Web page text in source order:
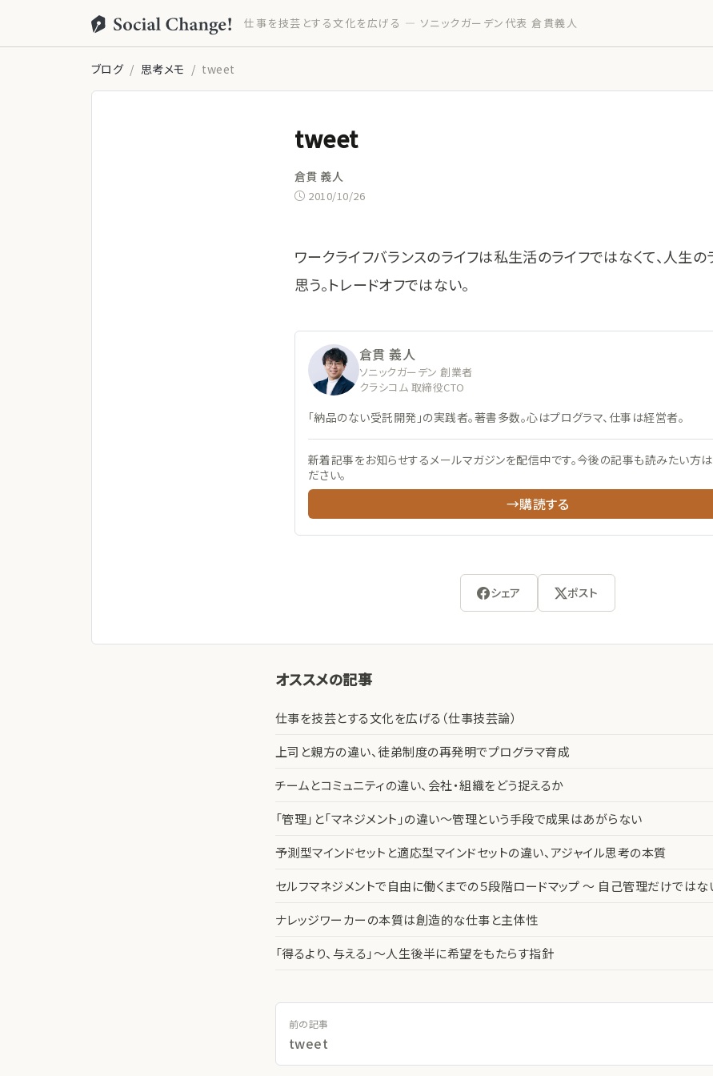
仕事を技芸とする文化を広げる — ソニックガーデン代表 倉貫義人
ブログ 思考メモ tweet
tweet
倉貫 義人
2010/10/26
ワークライフバランスのライフは私生活のライフではなくて、人生の
思う。トレードオフではない。
倉貫 義人
ソニックガーデン 創業者
クラシコム 取締役CTO
「納品のない受託開発」の実践者。著書多数。心はプログラマ、仕事は経営者。
新着記事をお知らせするメールマガジンを配信中です。今後の記事も読みたい方
ださい。
→購読する
シェア ポスト
オススメの記事
仕事を技芸とする文化を広げる（仕事技芸論）
上司と親方の違い、徒弟制度の再発明でプログラマ育成
チームとコミュニティの違い、会社・組織をどう捉えるか
「管理」と「マネジメント」の違い〜管理という手段で成果はあがらない
予測型マインドセットと適応型マインドセットの違い、アジャイル思考の本質
セルフマネジメントで自由に働くまでの５段階ロードマップ 〜 自己管理だけではな
ナレッジワーカーの本質は創造的な仕事と主体性
「得るより、与える」〜人生後半に希望をもたらす指針
前の記事
tweet